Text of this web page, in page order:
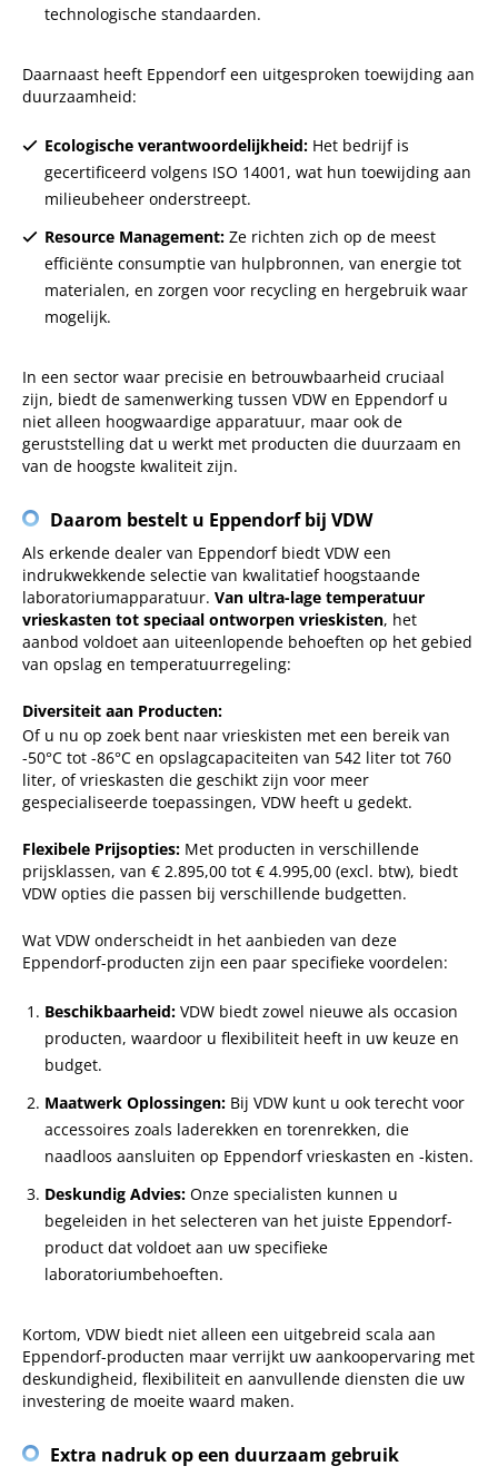
technologische standaarden.
Daarnaast heeft Eppendorf een uitgesproken toewijding aan
duurzaamheid:
Ecologische verantwoordelijkheid: Het bedrijf is
gecertificeerd volgens ISO 14001, wat hun toewijding aan
milieubeheer onderstreept.
Resource Management: Ze richten zich op de meest
efficiënte consumptie van hulpbronnen, van energie tot
materialen, en zorgen voor recycling en hergebruik waar
mogelijk.
In een sector waar precisie en betrouwbaarheid cruciaal
zijn, biedt de samenwerking tussen VDW en Eppendorf u
niet alleen hoogwaardige apparatuur, maar ook de
geruststelling dat u werkt met producten die duurzaam en
van de hoogste kwaliteit zijn.
Daarom bestelt u Eppendorf bij VDW
Als erkende dealer van Eppendorf biedt VDW een
indrukwekkende selectie van kwalitatief hoogstaande
laboratoriumapparatuur. Van ultra-lage temperatuur
vrieskasten tot speciaal ontworpen vrieskisten, het
aanbod voldoet aan uiteenlopende behoeften op het gebied
van opslag en temperatuurregeling:
Diversiteit aan Producten:
Of u nu op zoek bent naar vrieskisten met een bereik van
-50°C tot -86°C en opslagcapaciteiten van 542 liter tot 760
liter, of vrieskasten die geschikt zijn voor meer
gespecialiseerde toepassingen, VDW heeft u gedekt.
Flexibele Prijsopties: Met producten in verschillende
prijsklassen, van € 2.895,00 tot € 4.995,00 (excl. btw), biedt
VDW opties die passen bij verschillende budgetten.
Wat VDW onderscheidt in het aanbieden van deze
Eppendorf-producten zijn een paar specifieke voordelen:
Beschikbaarheid: VDW biedt zowel nieuwe als occasion
producten, waardoor u flexibiliteit heeft in uw keuze en
budget.
Maatwerk Oplossingen: Bij VDW kunt u ook terecht voor
accessoires zoals laderekken en torenrekken, die
naadloos aansluiten op Eppendorf vrieskasten en -kisten.
Deskundig Advies: Onze specialisten kunnen u
begeleiden in het selecteren van het juiste Eppendorf-
product dat voldoet aan uw specifieke
laboratoriumbehoeften.
Kortom, VDW biedt niet alleen een uitgebreid scala aan
Eppendorf-producten maar verrijkt uw aankoopervaring met
deskundigheid, flexibiliteit en aanvullende diensten die uw
investering de moeite waard maken.
Extra nadruk op een duurzaam gebruik